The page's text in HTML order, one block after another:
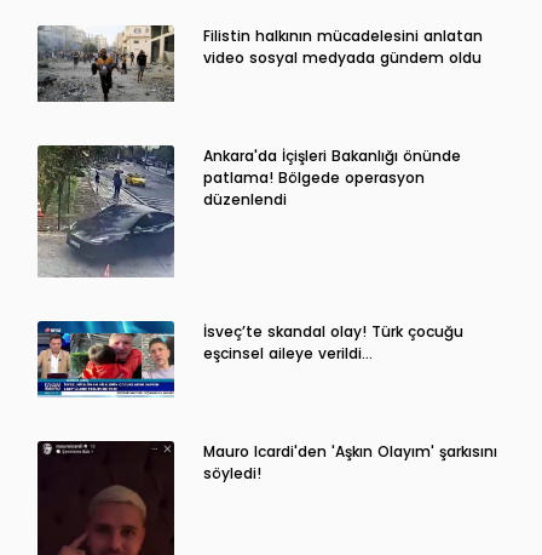
Filistin halkının mücadelesini anlatan
video sosyal medyada gündem oldu
Ankara'da İçişleri Bakanlığı önünde
patlama! Bölgede operasyon
düzenlendi
İsveç’te skandal olay! Türk çocuğu
eşcinsel aileye verildi…
Mauro Icardi'den 'Aşkın Olayım' şarkısını
söyledi!